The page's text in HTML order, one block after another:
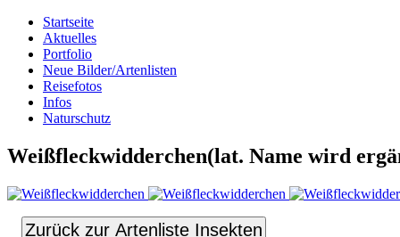
Startseite
Aktuelles
Portfolio
Neue Bilder/Artenlisten
Reisefotos
Infos
Naturschutz
Weißfleckwidderchen(lat. Name wird
Zurück zur Artenliste Insekten